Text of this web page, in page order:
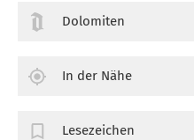
Dolomiten
In der Nähe
Lesezeichen